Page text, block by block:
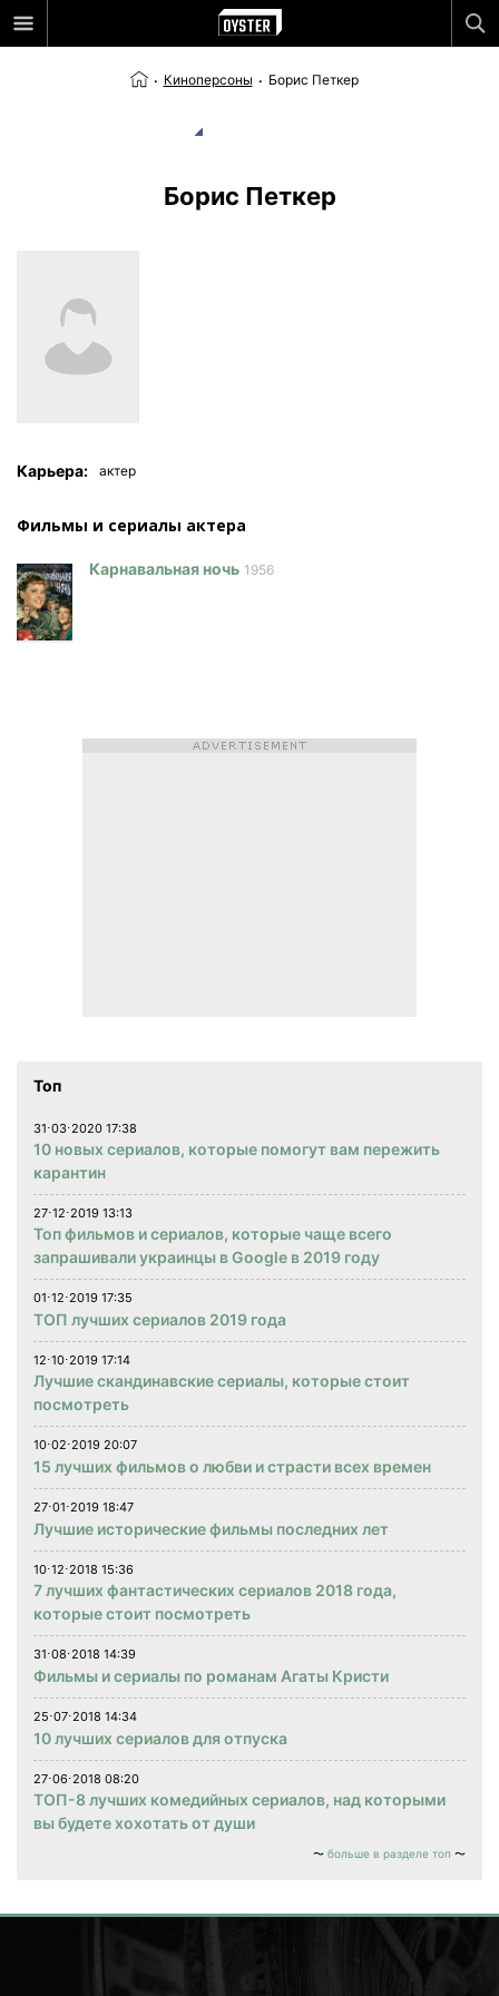
Киноперсоны Борис Петкер
Борис Петкер
Карьера: актер
Фильмы и сериалы актера
Карнавальная ночь 1956
Топ
31⋅03⋅2020 17:38
10 новых сериалов, которые помогут вам пережить
карантин
27⋅12⋅2019 13:13
Топ фильмов и сериалов, которые чаще всего
запрашивали украинцы в Google в 2019 году
01⋅12⋅2019 17:35
ТОП лучших сериалов 2019 года
12⋅10⋅2019 17:14
Лучшие скандинавские сериалы, которые стоит
посмотреть
10⋅02⋅2019 20:07
15 лучших фильмов о любви и страсти всех времен
27⋅01⋅2019 18:47
Лучшие исторические фильмы последних лет
10⋅12⋅2018 15:36
7 лучших фантастических сериалов 2018 года,
которые стоит посмотреть
31⋅08⋅2018 14:39
Фильмы и сериалы по романам Агаты Кристи
25⋅07⋅2018 14:34
10 лучших сериалов для отпуска
27⋅06⋅2018 08:20
ТОП-8 лучших комедийных сериалов, над которыми
вы будете хохотать от души
больше в разделе топ